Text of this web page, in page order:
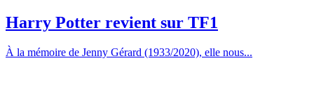
Harry Potter revient sur TF1
À la mémoire de Jenny Gérard (1933/2020), elle nous...